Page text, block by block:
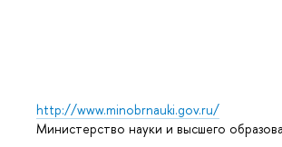
http://www.minobrnauki.gov.ru/
Министерство науки и высшего